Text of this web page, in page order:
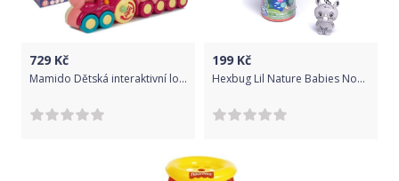
729 Kč
Mamido Dětská interaktivní lokomotiva růžová
199 Kč
Hexbug Lil Nature Babies Nosorožec Zane